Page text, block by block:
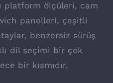
platform ölçüleri, cam
panelleri, çeşitli
benzersiz sürüş
dil seçimi bir çok
bir kısmıdır.